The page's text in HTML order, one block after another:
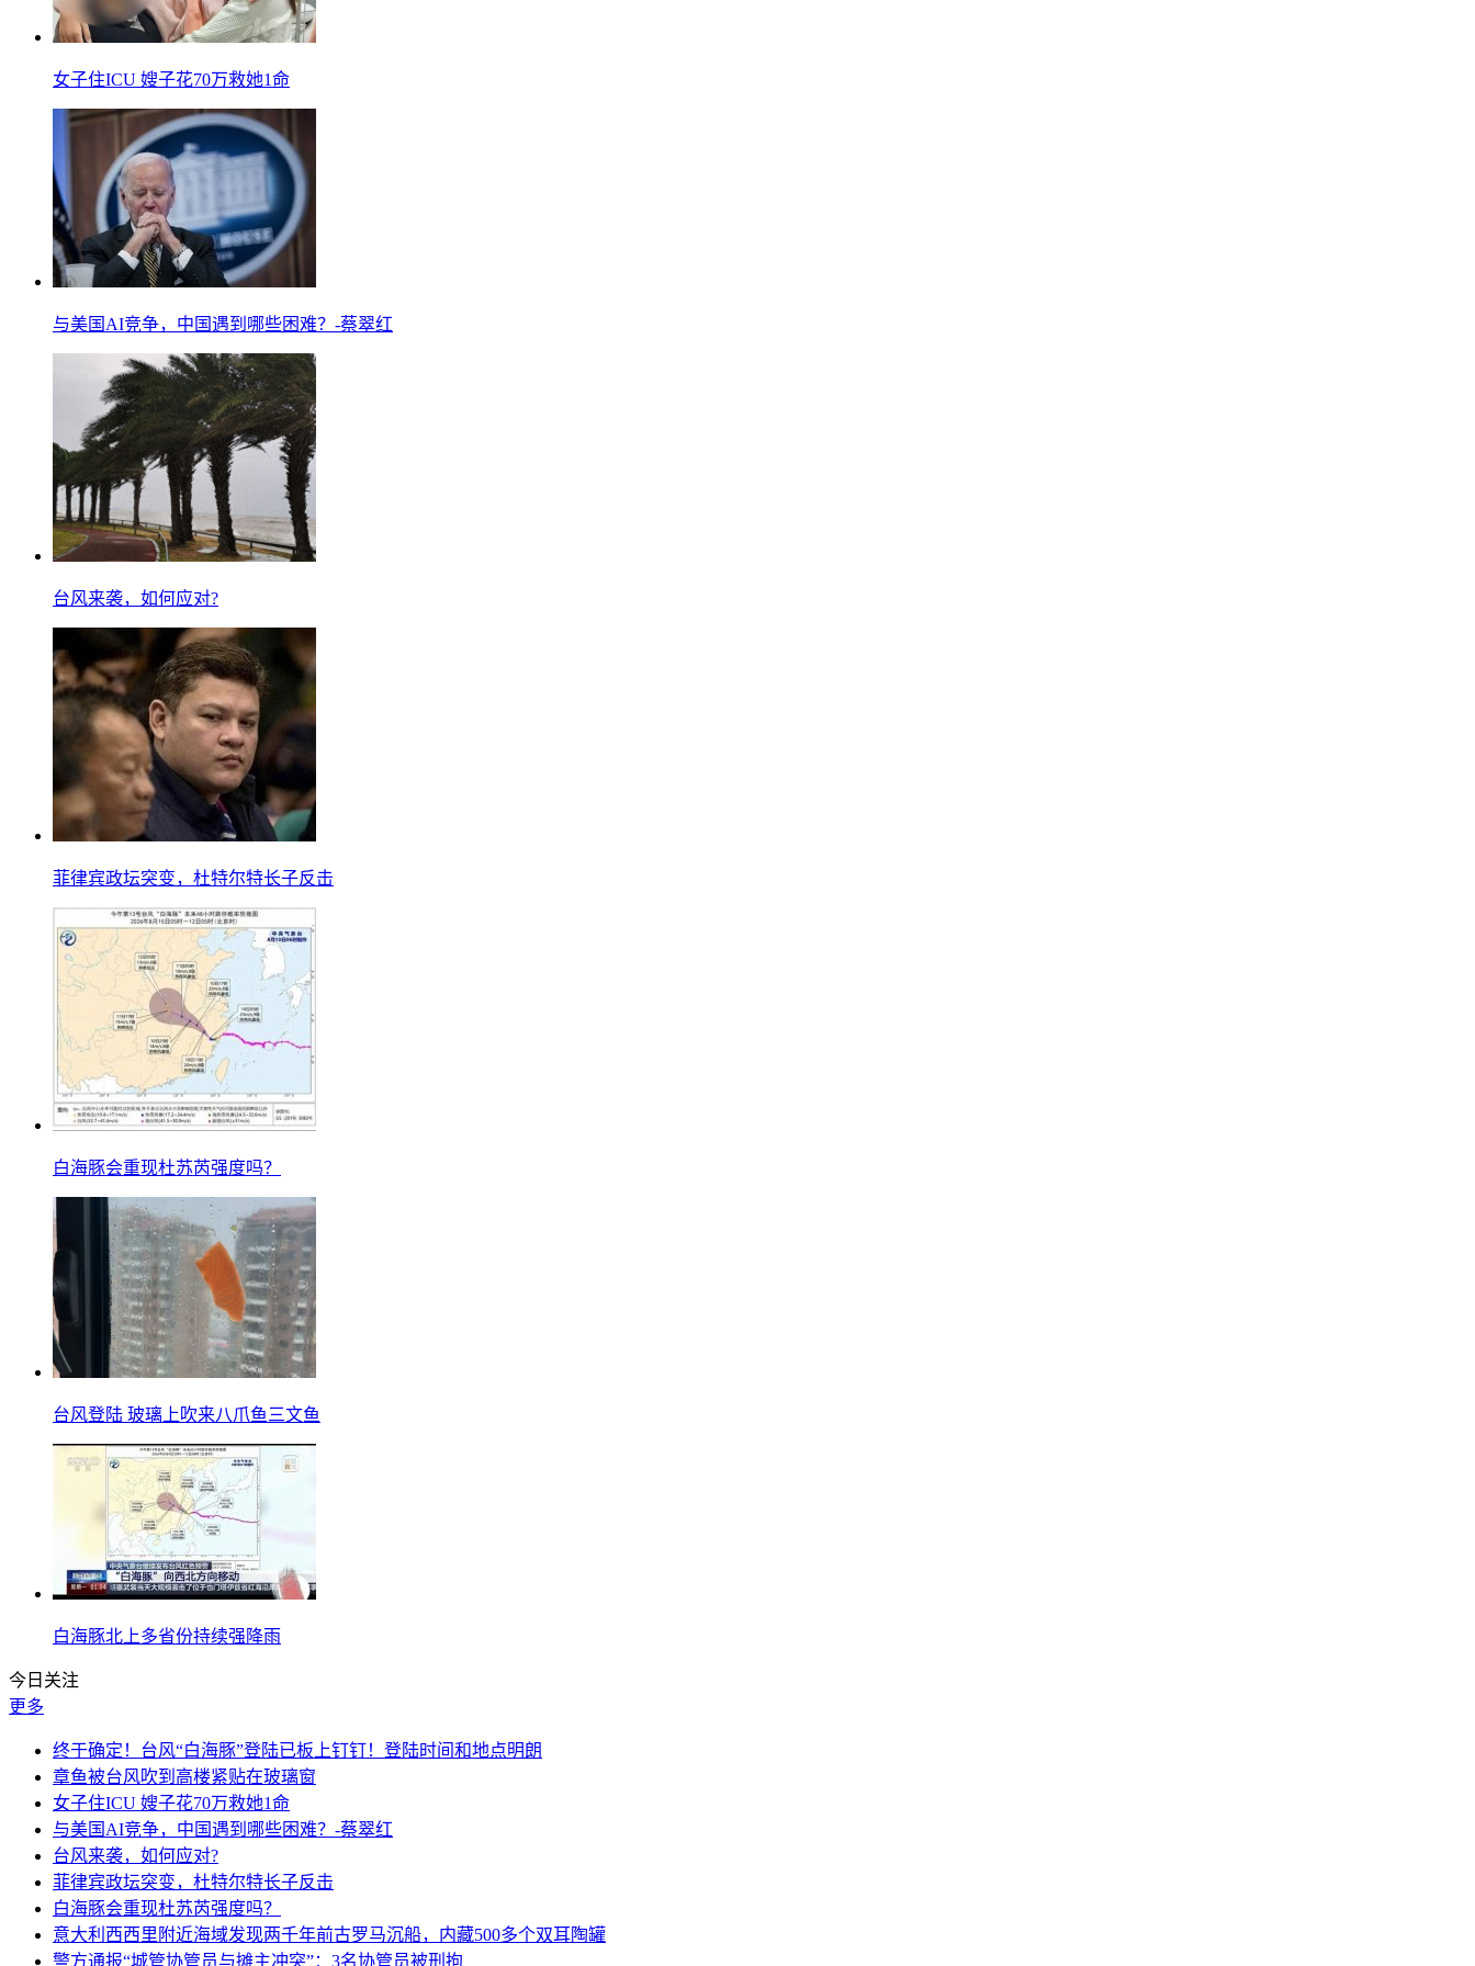
女子住ICU 嫂子花70万救她1命
与美国AI竞争，中国遇到哪些困难？-蔡翠红
台风来袭，如何应对?
菲律宾政坛突变，杜特尔特长子反击
白海豚会重现杜苏芮强度吗？
台风登陆 玻璃上吹来八爪鱼三文鱼
白海豚北上多省份持续强降雨
今日关注
更多
终于确定！台风“白海豚”登陆已板上钉钉！登陆时间和地点明朗
章鱼被台风吹到高楼紧贴在玻璃窗
女子住ICU 嫂子花70万救她1命
与美国AI竞争，中国遇到哪些困难？-蔡翠红
台风来袭，如何应对?
菲律宾政坛突变，杜特尔特长子反击
白海豚会重现杜苏芮强度吗？
意大利西西里附近海域发现两千年前古罗马沉船，内藏500多个双耳陶罐
警方通报“城管协管员与摊主冲突”：3名协管员被刑拘